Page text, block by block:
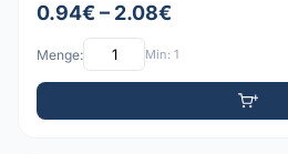
0.94€ – 2.08€
Menge: Min: 1